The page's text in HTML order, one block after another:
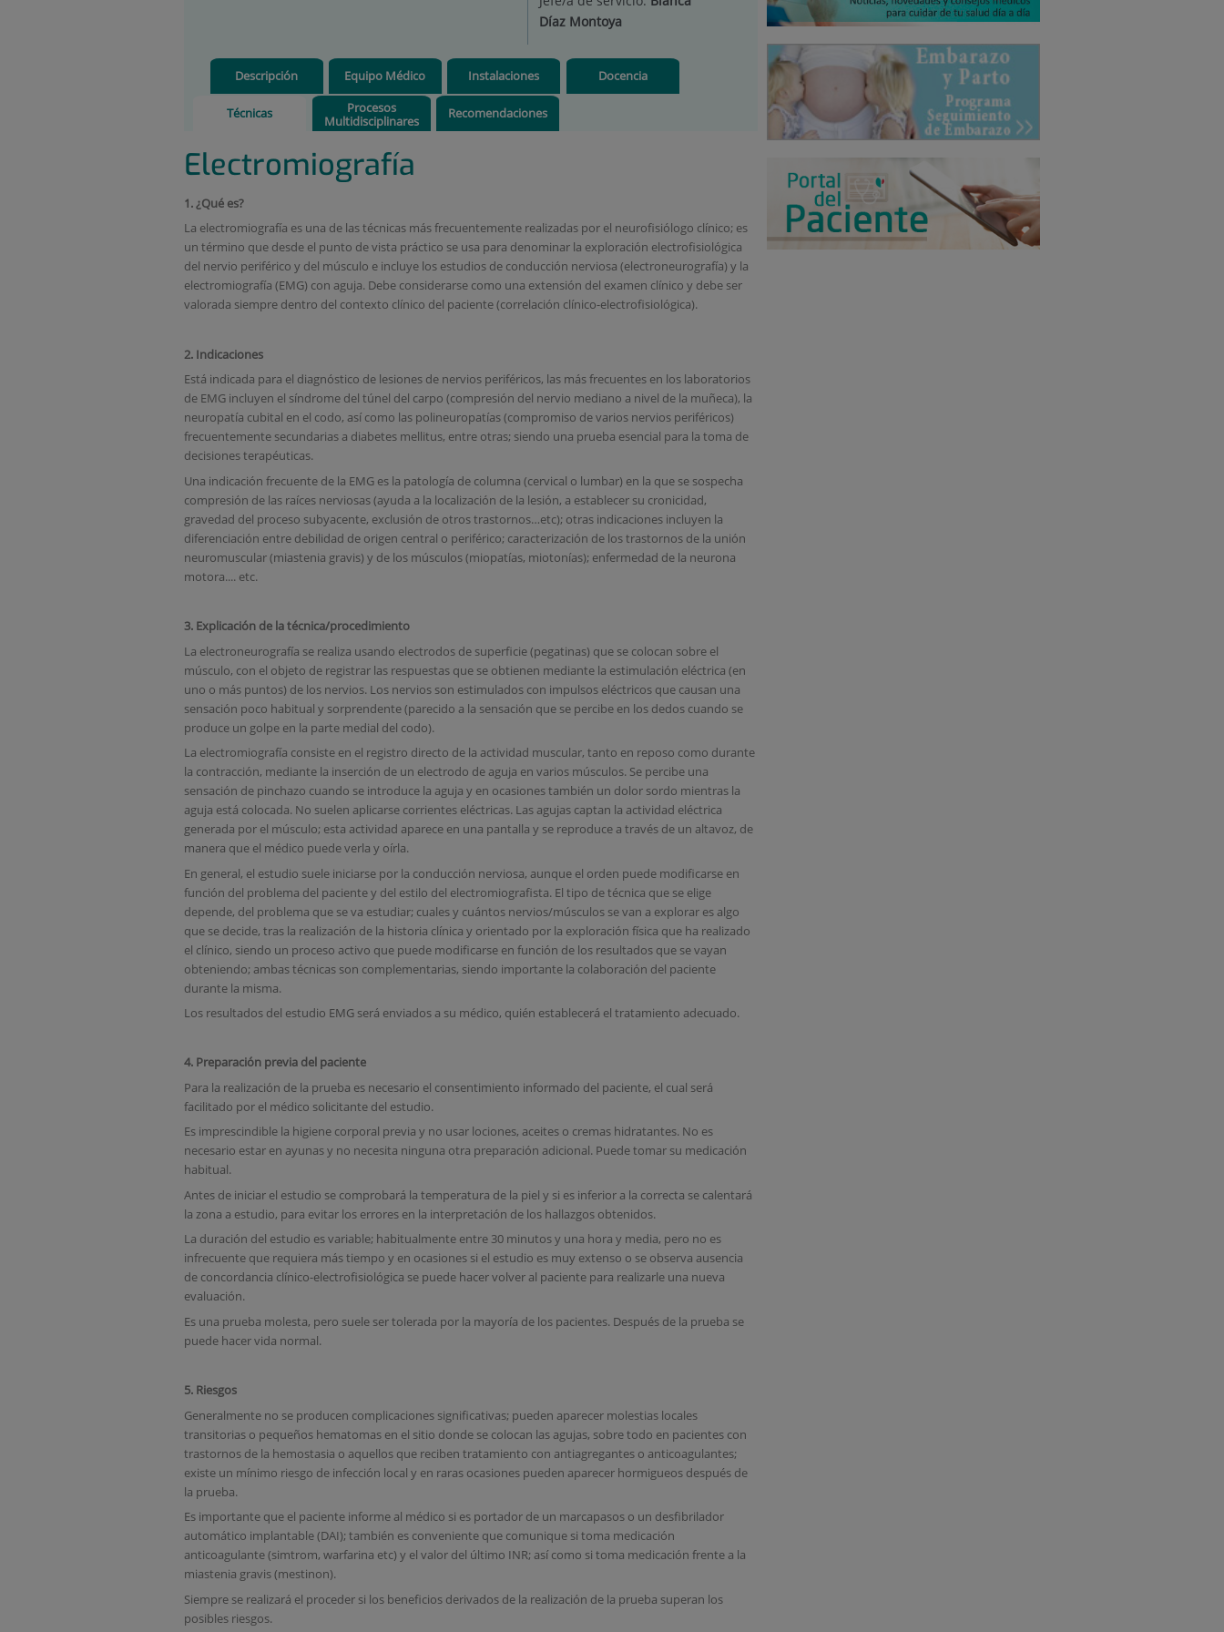
Díaz Montoya
Descripción Equipo Médico Instalaciones Docencia
Técnicas
Procesos
Multidisciplinares
Recomendaciones
Electromiografía
1.¿Qué es?
La electromiografía es una de las técnicas más frecuentemente realizadas por el neurofisiólogo clínico; es
un término que desde el punto de vista práctico se usa para denominar la exploración electrofisiológica
del nervio periférico y del músculo e incluye los estudios de conducción nerviosa (electroneurografía) y la
electromiografía (EMG) con aguja. Debe considerarse como una extensión del examen clínico y debe ser
valorada siempre dentro del contexto clínico del paciente (correlación clínico-electrofisiológica).
2. Indicaciones
Está indicada para el diagnóstico de lesiones de nervios periféricos, las más frecuentes en los laboratorios
de EMG incluyen el síndrome del túnel del carpo (compresión del nervio mediano a nivel de la muñeca), la
neuropatía cubital en el codo, así como las polineuropatías (compromiso de varios nervios periféricos)
frecuentemente secundarias a diabetes mellitus, entre otras; siendo una prueba esencial para la toma de
decisiones terapéuticas.
Una indicación frecuente de la EMG es la patología de columna (cervical o lumbar) en la que se sospecha
compresión de las raíces nerviosas (ayuda a la localización de la lesión, a establecer su cronicidad,
gravedad del proceso subyacente, exclusión de otros trastornos…etc); otras indicaciones incluyen la
diferenciación entre debilidad de origen central o periférico; caracterización de los trastornos de la unión
neuromuscular (miastenia gravis) y de los músculos (miopatías, miotonías); enfermedad de la neurona
motora.... etc.
3. Explicación de la técnica/procedimiento
La electroneurografía se realiza usando electrodos de superficie (pegatinas) que se colocan sobre el
músculo, con el objeto de registrar las respuestas que se obtienen mediante la estimulación eléctrica (en
uno o más puntos) de los nervios. Los nervios son estimulados con impulsos eléctricos que causan una
sensación poco habitual y sorprendente (parecido a la sensación que se percibe en los dedos cuando se
produce un golpe en la parte medial del codo).
La electromiografía consiste en el registro directo de la actividad muscular, tanto en reposo como durante
la contracción, mediante la inserción de un electrodo de aguja en varios músculos. Se percibe una
sensación de pinchazo cuando se introduce la aguja y en ocasiones también un dolor sordo mientras la
aguja está colocada. No suelen aplicarse corrientes eléctricas. Las agujas captan la actividad eléctrica
generada por el músculo; esta actividad aparece en una pantalla y se reproduce a través de un altavoz, de
manera que el médico puede verla y oírla.
En general, el estudio suele iniciarse por la conducción nerviosa, aunque el orden puede modificarse en
función del problema del paciente y del estilo del electromiografista. El tipo de técnica que se elige
depende, del problema que se va estudiar; cuales y cuántos nervios/músculos se van a explorar es algo
que se decide, tras la realización de la historia clínica y orientado por la exploración física que ha realizado
el clínico, siendo un proceso activo que puede modificarse en función de los resultados que se vayan
obteniendo; ambas técnicas son complementarias, siendo importante la colaboración del paciente
durante la misma.
Los resultados del estudio EMG será enviados a su médico, quién establecerá el tratamiento adecuado.
4. Preparación previa del paciente
Para la realización de la prueba es necesario el consentimiento informado del paciente, el cual será
facilitado por el médico solicitante del estudio.
Es imprescindible la higiene corporal previa y no usar lociones, aceites o cremas hidratantes. No es
necesario estar en ayunas y no necesita ninguna otra preparación adicional. Puede tomar su medicación
habitual.
Antes de iniciar el estudio se comprobará la temperatura de la piel y si es inferior a la correcta se calentará
la zona a estudio, para evitar los errores en la interpretación de los hallazgos obtenidos.
La duración del estudio es variable; habitualmente entre 30 minutos y una hora y media, pero no es
infrecuente que requiera más tiempo y en ocasiones si el estudio es muy extenso o se observa ausencia
de concordancia clínico-electrofisiológica se puede hacer volver al paciente para realizarle una nueva
evaluación.
Es una prueba molesta, pero suele ser tolerada por la mayoría de los pacientes. Después de la prueba se
puede hacer vida normal.
5. Riesgos
Generalmente no se producen complicaciones significativas; pueden aparecer molestias locales
transitorias o pequeños hematomas en el sitio donde se colocan las agujas, sobre todo en pacientes con
trastornos de la hemostasia o aquellos que reciben tratamiento con antiagregantes o anticoagulantes;
existe un mínimo riesgo de infección local y en raras ocasiones pueden aparecer hormigueos después de
la prueba.
Es importante que el paciente informe al médico si es portador de un marcapasos o un desfibrilador
automático implantable (DAI); también es conveniente que comunique si toma medicación
anticoagulante (simtrom, warfarina etc) y el valor del último INR; así como si toma medicación frente a la
miastenia gravis (mestinon).
Siempre se realizará el proceder si los beneficios derivados de la realización de la prueba superan los
posibles riesgos.